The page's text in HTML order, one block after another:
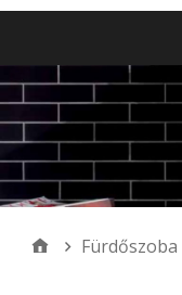
Fürdőszoba